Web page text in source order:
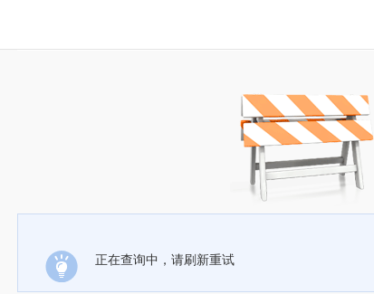
正在查询中，请刷新重试